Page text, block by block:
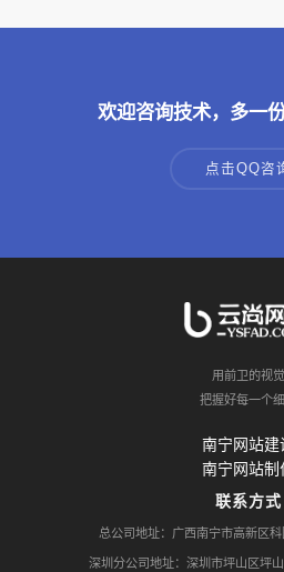
欢迎咨询技术，多一
点击QQ咨
用前卫的视觉
把握好每一个
南宁网站建
南宁网站制
联系方式
总公司地址：广西南宁市高新区
深圳分公司地址：深圳市坪山区坪